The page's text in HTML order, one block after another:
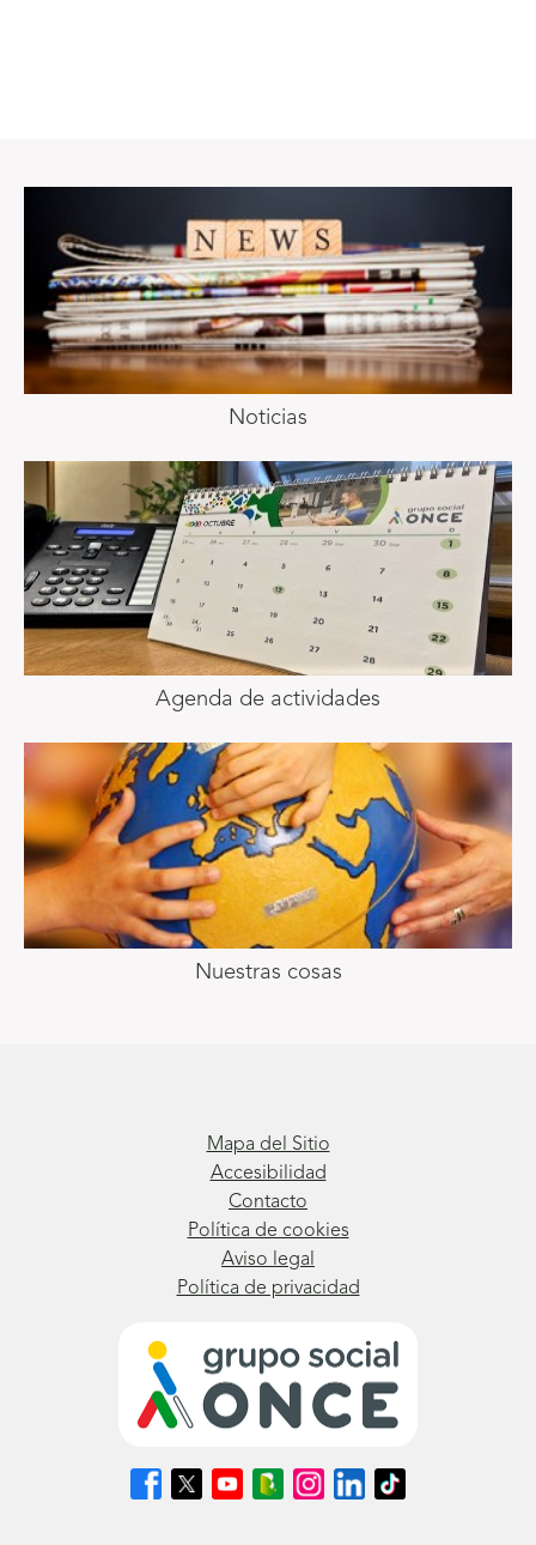
Noticias
Agenda de actividades
Nuestras cosas
Mapa del Sitio
Accesibilidad
Contacto
Política de cookies
Aviso legal
Política de privacidad
Síguenos
en
Síguenos
en
Síguenos
en
Síguenos
en
Síguenos
en
Síguenos
en
Síguenos
en